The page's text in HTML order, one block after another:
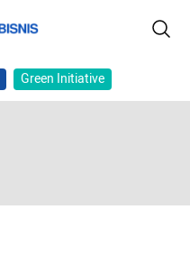
Green Initiative